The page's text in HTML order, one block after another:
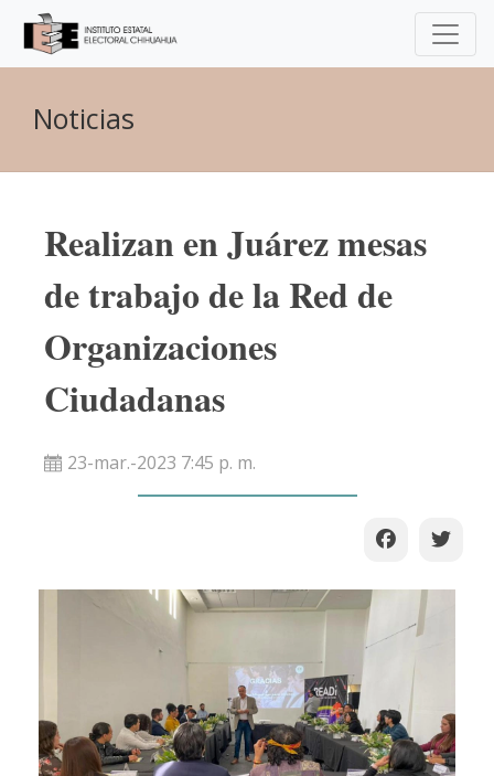
Noticias
Realizan en Juárez mesas
de trabajo de la Red de
Organizaciones
Ciudadanas
23-mar.-2023 7:45 p. m.